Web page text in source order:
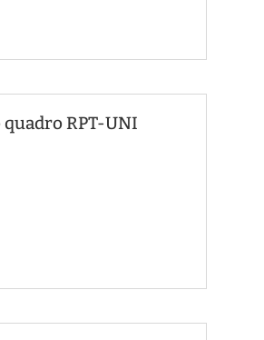
RPT-UNI